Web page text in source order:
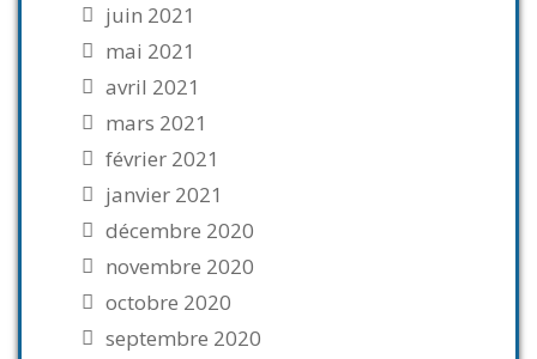
juin 2021
mai 2021
avril 2021
mars 2021
février 2021
janvier 2021
décembre 2020
novembre 2020
octobre 2020
septembre 2020